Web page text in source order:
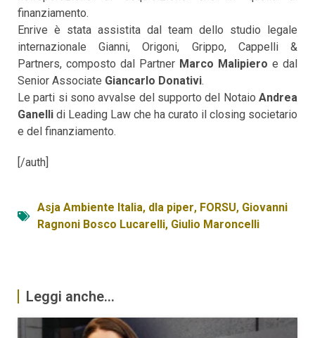
finanziamento.
Enrive è stata assistita dal team dello studio legale
internazionale Gianni, Origoni, Grippo, Cappelli &
Partners, composto dal Partner Marco Malipiero e dal
Senior Associate Giancarlo Donativi.
Le parti si sono avvalse del supporto del Notaio Andrea
Ganelli di Leading Law che ha curato il closing societario
e del finanziamento.
[/auth]
Asja Ambiente Italia, dla piper, FORSU, Giovanni
Ragnoni Bosco Lucarelli, Giulio Maroncelli
Leggi anche...